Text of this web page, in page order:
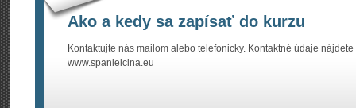
Ako a kedy sa zapísať do kurzu
Kontaktujte nás mailom alebo telefonicky. Kontaktné údaje
www.spanielcina.eu